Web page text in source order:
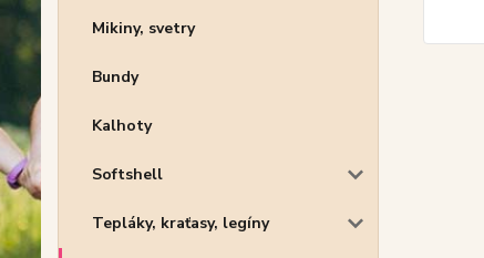
Mikiny, svetry
Bundy
Kalhoty
Softshell
Tepláky, kraťasy, legíny